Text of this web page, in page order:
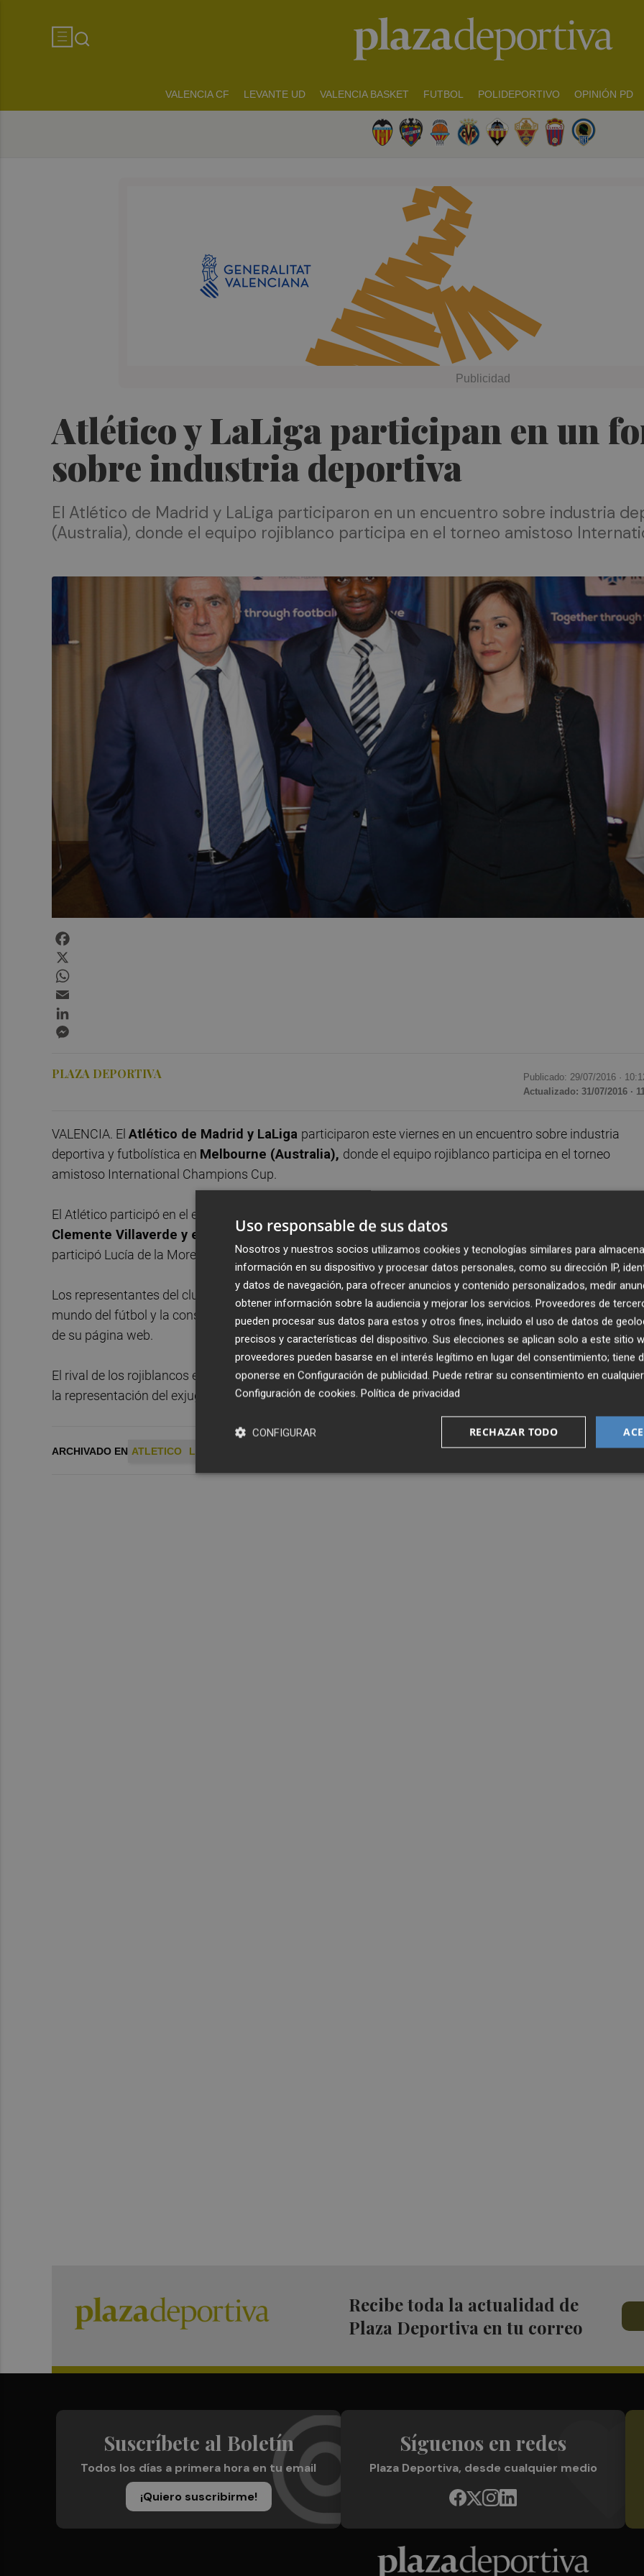
VALENCIA CF LEVANTE UD VALENCIA BASKET FUTBOL POLIDEPORTIVO OPINIÓN PD
Atlético y LaLiga participan en un
sobre industria deportiva
El Atlético de Madrid y LaLiga participaron en un encuentro sobre industria
(Australia), donde el equipo rojiblanco participa en el torneo amistoso
PLAZA DEPORTIVA Publicado: 29/07/2016 ·
Actualizado: 31/07/2016 ·
VALENCIA. El Atlético de Madrid y LaLiga participaron este viernes en un encuentro sobre industria
deportiva y futbolística en Melbourne (Australia), donde el equipo rojiblanco participa en el torneo
amistoso International Champions Cup.
El Atlético participó en el encuentro, denominado 'Community in Business', representado por el consejero
Clemente Villaverde y el director comercial Guillermo Moraleda;
participó Lucía de la Morena.
Los representantes del club y de la liga española explicaron diferentes iniciativas de negocio en torno al
mundo del fútbol y la consolidación del campeonato a nivel internacional, según informó el Atlético a
de su página web.
El rival de los rojiblancos este viernes, elTottenham Hotspuringlés, también participó en el encuentro
la representación del exjugador Ledley King.
ARCHIVADO EN ATLETICO LALIGA
Recibe toda la actualidad de
Plaza Deportiva en tu correo
Suscríbete al Boletín
Todos los días a primera hora en tu email
¡Quiero suscribirme!
Síguenos en redes
Plaza Deportiva, desde cualquier medio
Uso responsable de sus datos
Nosotros y nuestros socios utilizamos cookies y tecnologías similares para
información en su dispositivo y procesar datos personales, como su dirección IP,
y datos de navegación, para ofrecer anuncios y contenido personalizados, medir
obtener información sobre la audiencia y mejorar los servicios. Proveedores de
pueden procesar sus datos para estos y otros fines, incluido el uso de datos de
precisos y características del dispositivo. Sus elecciones se aplican solo a este sitio
proveedores pueden basarse en el interés legítimo en lugar del consentimiento; tiene
oponerse en Configuración de publicidad. Puede retirar su consentimiento en
Configuración de cookies. Política de privacidad
RECHAZAR TODO
CONFIGURAR